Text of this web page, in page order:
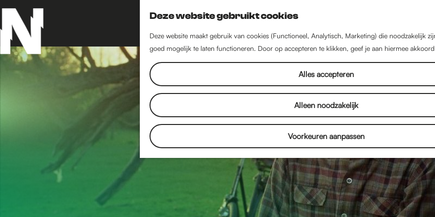
Deze website gebruikt cookies
Deze website maakt gebruik van cookies (Functioneel, Analytisch, Marketing) die noodzakelijk
goed mogelijk te laten functioneren. Door op accepteren te klikken, geef je aan hiermee
Alles accepteren
Alleen noodzakelijk
Voorkeuren aanpassen